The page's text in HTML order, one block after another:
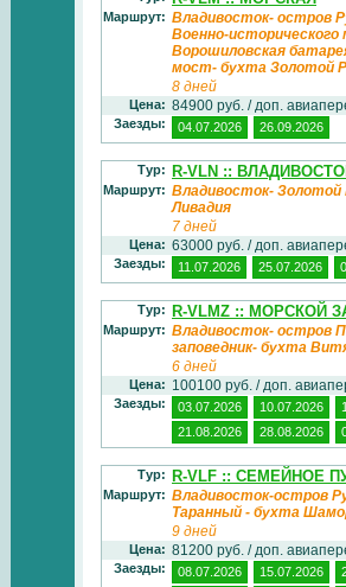
Маршрут: Владивосток- остров
Военно-
Ворошиловская
мост- бухта Золотой
8 дней
Цена: 84900 руб. / доп.
Заезды: 04.07.2026 26.09.2026
Тур: R-VLN ::
Маршрут: Владивосток-
Ливадия
7 дней
Цена: 63000 руб. / доп.
Заезды: 11.07.2026 25.07.2026
Тур: R-VLMZ :: МОРСКОЙ
Маршрут: Владивосток- остров
заповедник- бухта
6 дней
Цена: 100100 руб. / доп.
Заезды: 03.07.2026 10.07.2026
21.08.2026
28.08.2026
Тур: R-VLF :: СЕМЕЙНОЕ
Маршрут: Владивосток-остров
Таранный - бухта
9 дней
Цена: 81200 руб. / доп.
Заезды: 08.07.2026 15.07.2026